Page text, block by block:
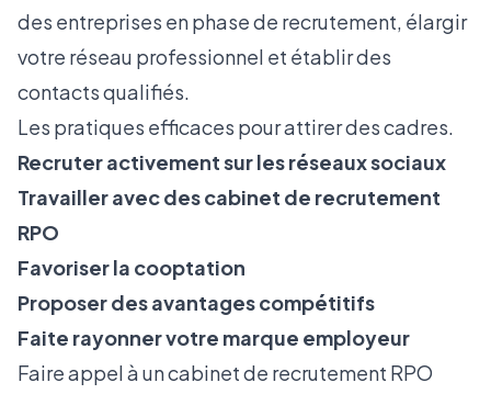
des entreprises en phase de recrutement, élargir
votre réseau professionnel et établir des
contacts qualifiés.
Les pratiques efficaces pour attirer des cadres.
Recruter activement sur les réseaux sociaux
Travailler avec des cabinet de recrutement
RPO
Favoriser la cooptation
Proposer des avantages compétitifs
Faite rayonner votre marque employeur
Faire appel à un cabinet de recrutement RPO